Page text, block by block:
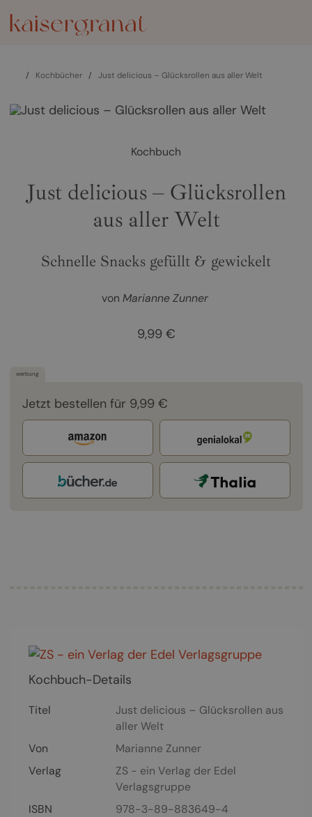
/ Kochbücher / Just delicious – Glücksrollen aus aller Welt
Kochbuch
Just delicious – Glücksrollen
aus aller Welt
Schnelle Snacks gefüllt & gewickelt
von Marianne Zunner
9,99 €
werbung
Jetzt bestellen für 9,99 €
Kochbuch-Details
Titel
Just delicious – Glücksrollen aus
aller Welt
Von
Marianne Zunner
Verlag
ZS - ein Verlag der Edel
Verlagsgruppe
ISBN
978-3-89-883649-4